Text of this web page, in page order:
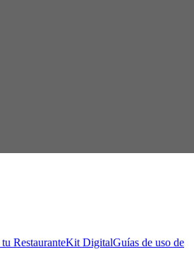
RestauranteKit DigitalGuías de uso de